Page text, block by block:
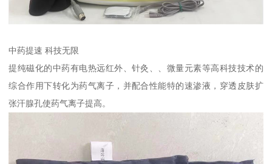
中药提速 科技无限
提纯磁化的中药有电热远红外、针灸、、微量元素等高科技技术的
综合作用下转化为药气离子，并配合性能特的速渗液，穿透皮肤扩
张汗腺孔使药气离子提高。